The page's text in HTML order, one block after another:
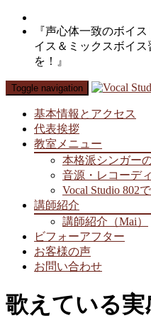
『声心体一致のボイ
イス＆ミックスボイ
を！』
Toggle navigation
基本情報とアクセス
代表挨拶
教室メニュー
本格派シンガー
音源・レコーデ
Vocal Studio 802
講師紹介
講師紹介（Mai）
ビフォーアフター
お客様の声
お問い合わせ
歌えている